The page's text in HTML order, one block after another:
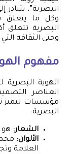
البصرية”،
وكل ما يتعلق
البصرية تتعلق
وحتى الثقافة
مفهوم
الهوية البصرية
العناصر
مؤسسات لتميز
البصرية:
الشعار: هو
الألوان:
العلامة